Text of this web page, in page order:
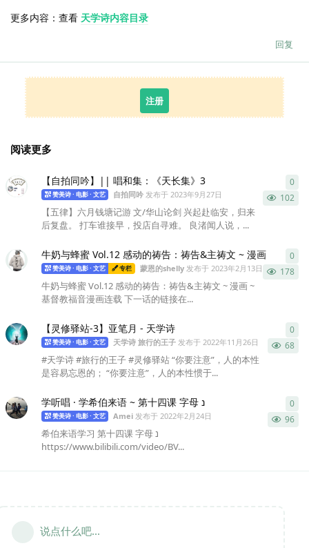
更多内容：查看 天学诗内容目录
回复
注册
阅读更多
【自拍同吟】|| 唱和集：《天长集》3
赞美诗 · 电影 · 文艺 自拍同吟 发布于 2023年9月27日 102
【五律】六月钱塘记游 文/华山论剑 兴起赴临安，归来
后复盘。 打车谁接早，投店自寻难。 良渚闻人说，...
0
牛奶与蜂蜜 Vol.12 感动的祷告：祷告&主祷文 ~ 漫画
赞美诗 · 电影 · 文艺 专栏 蒙恩的shelly发布于 2023年2月13日 178
牛奶与蜂蜜 Vol.12 感动的祷告：祷告&主祷文 ~ 漫画 ~
基督教福音漫画连载 下一话的链接在...
0
【灵修驿站-3】亚笔月 - 天学诗
赞美诗 · 电影 · 文艺 天学诗 旅行的王子 发布于 2022年11月26日 68
#天学诗 #旅行的王子 #灵修驿站 “你要注意”，人的本性
是容易忘恩的； “你要注意”，人的本性惯于...
0
学听唱 · 学希伯来语 ~ 第十四课 字母 נ
赞美诗 · 电影 · 文艺 Amei 发布于 2022年2月24日 96
希伯来语学习 第十四课 字母 נ
https://www.bilibili.com/video/BV...
0
说点什么吧...